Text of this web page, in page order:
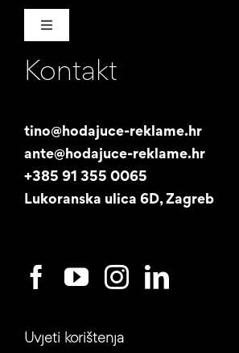
Toggle
Naša priča
Studentski posao
Kontakt
tino@hodajuce-reklame.hr
ante@hodajuce-reklame.hr
+385 91 355 0065
Lukoranska ulica 6D, Zagreb
Uvjeti korištenja